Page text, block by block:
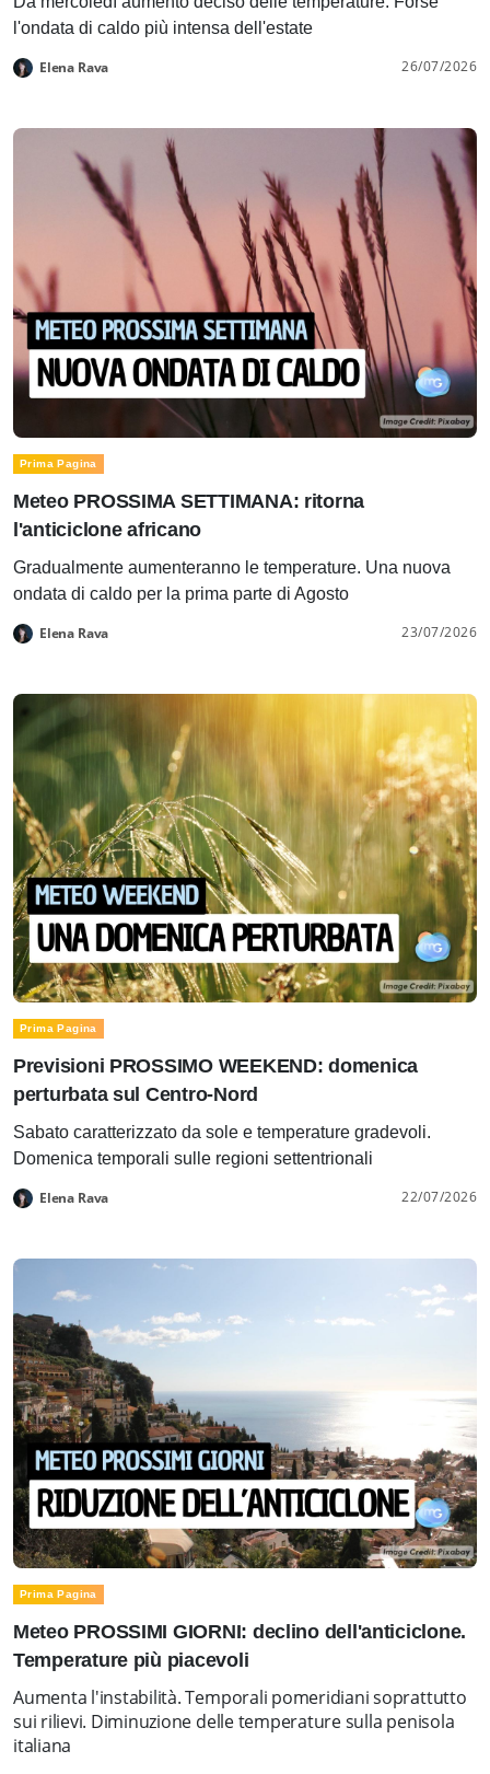
l'ondata di caldo più intensa dell'estate
Elena Rava 26/07/2026
Prima Pagina
Meteo PROSSIMA SETTIMANA: ritorna
l'anticiclone africano
Gradualmente aumenteranno le temperature. Una nuova
ondata di caldo per la prima parte di Agosto
Elena Rava 23/07/2026
Prima Pagina
Previsioni PROSSIMO WEEKEND: domenica
perturbata sul Centro-Nord
Sabato caratterizzato da sole e temperature gradevoli.
Domenica temporali sulle regioni settentrionali
Elena Rava 22/07/2026
Prima Pagina
Meteo PROSSIMI GIORNI: declino dell'anticiclone.
Temperature più piacevoli
Aumenta l'instabilità. Temporali pomeridiani soprattutto
sui rilievi. Diminuzione delle temperature sulla penisola
italiana